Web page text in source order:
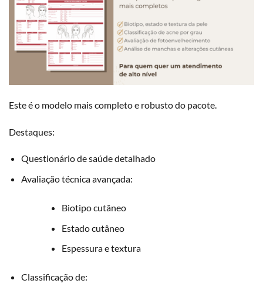
Este é o modelo mais completo e robusto do pacote.
Destaques:
Questionário de saúde detalhado
Avaliação técnica avançada:
Biotipo cutâneo
Estado cutâneo
Espessura e textura
Classificação de: